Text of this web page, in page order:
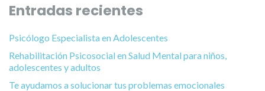
Entradas recientes
Psicólogo Especialista en Adolescentes
Rehabilitación Psicosocial en Salud Mental para niños,
adolescentes y adultos
Te ayudamos a solucionar tus problemas emocionales